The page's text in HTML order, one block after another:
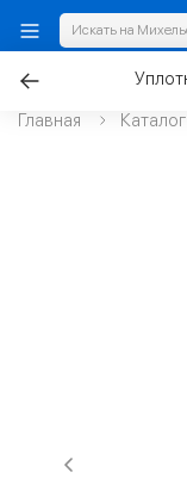
Главная Каталог